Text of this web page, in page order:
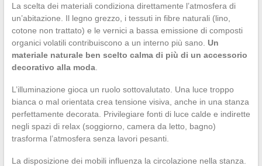
La scelta dei materiali condiziona direttamente l’atmosfera di
un’abitazione. Il legno grezzo, i tessuti in fibre naturali (lino,
cotone non trattato) e le vernici a bassa emissione di composti
organici volatili contribuiscono a un interno più sano. Un
materiale naturale ben scelto calma di più di un accessorio
decorativo alla moda.
L’illuminazione gioca un ruolo sottovalutato. Una luce troppo
bianca o mal orientata crea tensione visiva, anche in una stanza
perfettamente decorata. Privilegiare fonti di luce calde e indirette
negli spazi di relax (soggiorno, camera da letto, bagno)
trasforma l’atmosfera senza lavori pesanti.
La disposizione dei mobili influenza la circolazione nella stanza.